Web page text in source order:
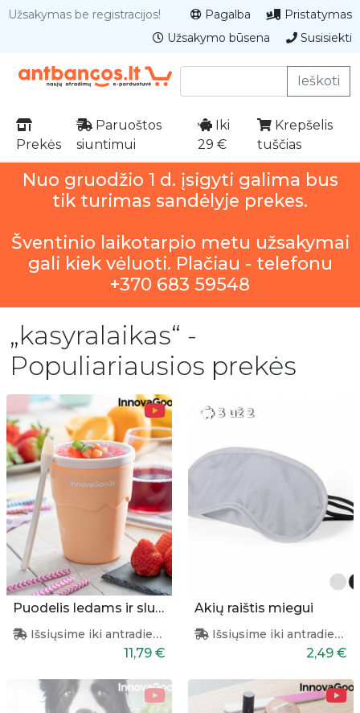
Užsakymas be registracijos! Pagalba
Pristatymas
Užsakymo būsena
Susisiekti
Ieškoti
Prekės
Paruoštos
siuntimui
Iki
29 €
Krepšelis
tuščias
Nuo gruodžio 1 d. įsigyti galima bus
tik turimas sandėlyje prekes.
Šventinio laikotarpio metu užsakymai
gali kiek vėluoti. Plačiau - telefonu
+370 683 59548
„kasyralaikas“ -
Populiariausios prekės
Puodelis ledams ir slušiems gaminti
Išsiųsime iki antradienio
11,79 €
3 už 2
Akių raištis miegui
Išsiųsime iki antradienio
2,49 €